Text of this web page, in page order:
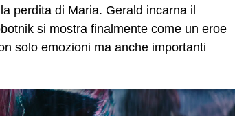
perdita di Maria. Gerald incarna il
si mostra finalmente come un eroe
solo emozioni ma anche importanti